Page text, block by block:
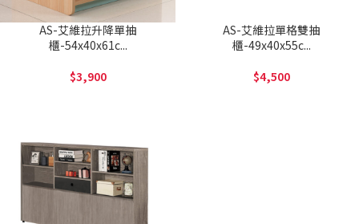
AS-艾維拉升降單抽
櫃-54x40x61c...
3,900
AS-艾維拉單格雙抽
櫃-49x40x55c...
4,500